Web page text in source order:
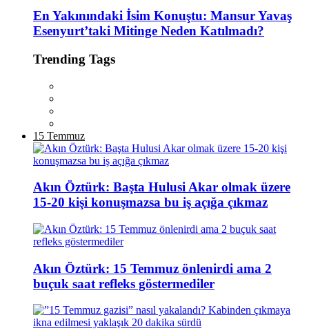
En Yakınındaki İsim Konuştu: Mansur Yavaş
Esenyurt’taki Mitinge Neden Katılmadı?
Trending Tags
15 Temmuz
Akın Öztürk: Başta Hulusi Akar olmak üzere
15-20 kişi konuşmazsa bu iş açığa çıkmaz
Akın Öztürk: 15 Temmuz önlenirdi ama 2
buçuk saat refleks göstermediler